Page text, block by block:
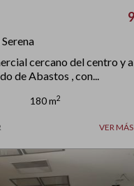
cercano del centro y
de Abastos , con...
180 m2
VER MÁS